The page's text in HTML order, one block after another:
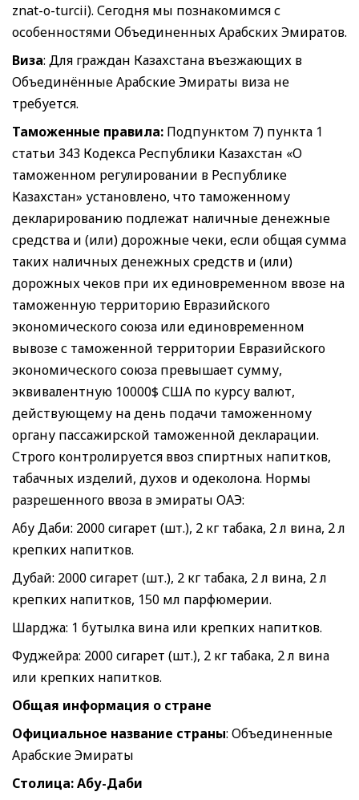
znat-o-turcii). Сегодня мы познакомимся с
особенностями Объединенных Арабских Эмиратов.
Виза: Для граждан Казахстана въезжающих в
Объединённые Арабские Эмираты виза не
требуется.
Таможенные правила: Подпунктом 7) пункта 1
статьи 343 Кодекса Республики Казахстан «О
таможенном регулировании в Республике
Казахстан» установлено, что таможенному
декларированию подлежат наличные денежные
средства и (или) дорожные чеки, если общая сумма
таких наличных денежных средств и (или)
дорожных чеков при их единовременном ввозе на
таможенную территорию Евразийского
экономического союза или единовременном
вывозе с таможенной территории Евразийского
экономического союза превышает сумму,
эквивалентную 10000$ США по курсу валют,
действующему на день подачи таможенному
органу пассажирской таможенной декларации.
Строго контролируется ввоз спиртных напитков,
табачных изделий, духов и одеколона. Нормы
разрешенного ввоза в эмираты ОАЭ:
Абу Даби: 2000 cигарет (шт.), 2 кг табака, 2 л вина, 2 л
крепких напитков.
Дубай: 2000 cигарет (шт.), 2 кг табака, 2 л вина, 2 л
крепких напитков, 150 мл парфюмерии.
Шарджа: 1 бутылка вина или крепких напитков.
Фуджейра: 2000 cигарет (шт.), 2 кг табака, 2 л вина
или крепких напитков.
Общая информация о стране
Официальное название страны: Объединенные
Арабские Эмираты
Столица: Абу-Даби